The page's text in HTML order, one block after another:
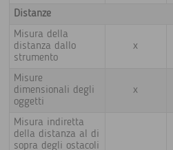
Distanze
Misura della
distanza dallo
strumento
x
Misure
dimensionali degli
oggetti
x
Misura indiretta
della distanza al di
sopra degli ostacoli